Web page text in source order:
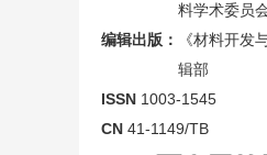
料学术委员
编辑出版：
《材料开发
辑部
ISSN 1003-1545
CN 41-1149/TB